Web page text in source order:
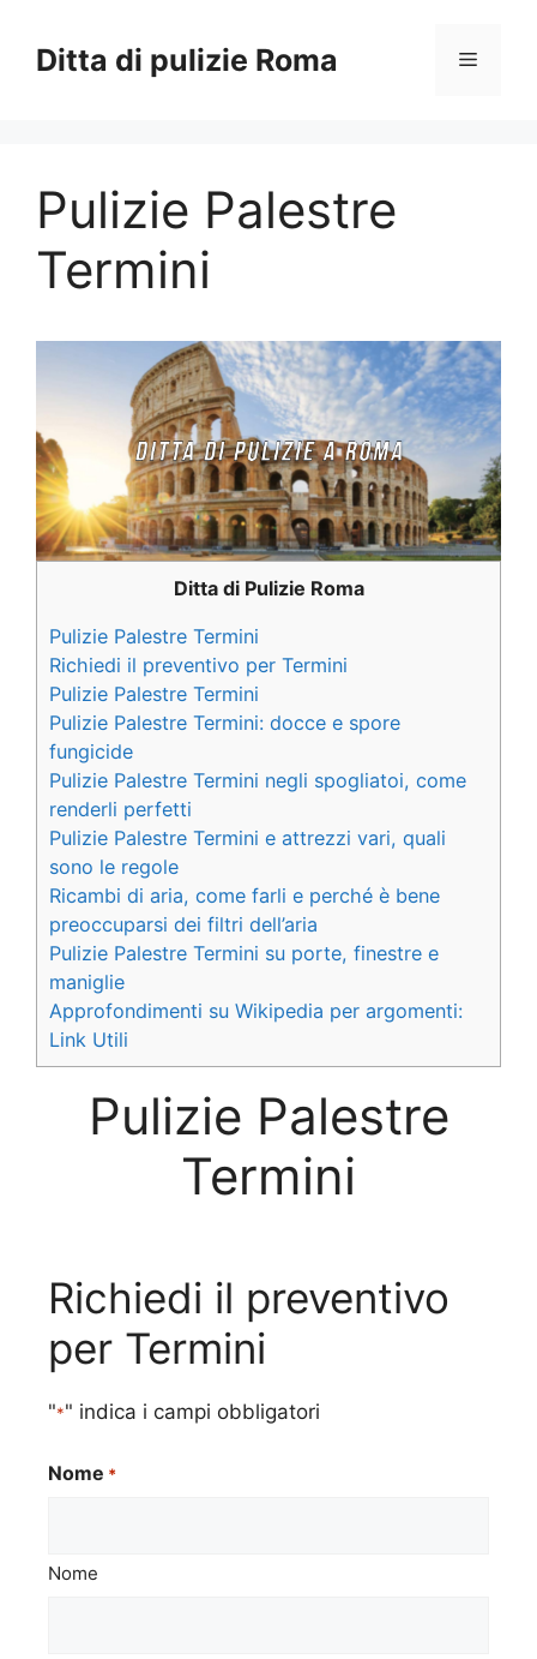
contenuto
Ditta di pulizie Roma Menu
Pulizie Palestre
Termini
Ditta di Pulizie Roma
Pulizie Palestre Termini
Richiedi il preventivo per Termini
Pulizie Palestre Termini
Pulizie Palestre Termini: docce e spore
fungicide
Pulizie Palestre Termini negli spogliatoi, come
renderli perfetti
Pulizie Palestre Termini e attrezzi vari, quali
sono le regole
Ricambi di aria, come farli e perché è bene
preoccuparsi dei filtri dell’aria
Pulizie Palestre Termini su porte, finestre e
maniglie
Approfondimenti su Wikipedia per argomenti:
Link Utili
Pulizie Palestre
Termini
Richiedi il preventivo
per Termini
"*" indica i campi obbligatori
Nome *
Nome